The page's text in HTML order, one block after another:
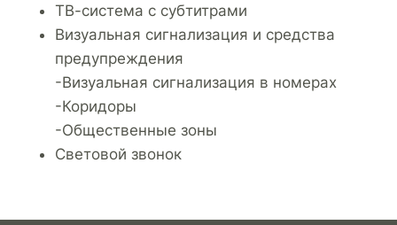
ТВ-система с субтитрами
Визуальная сигнализация и средства
предупреждения
-Визуальная сигнализация в номерах
-Коридоры
-Общественные зоны
Световой звонок